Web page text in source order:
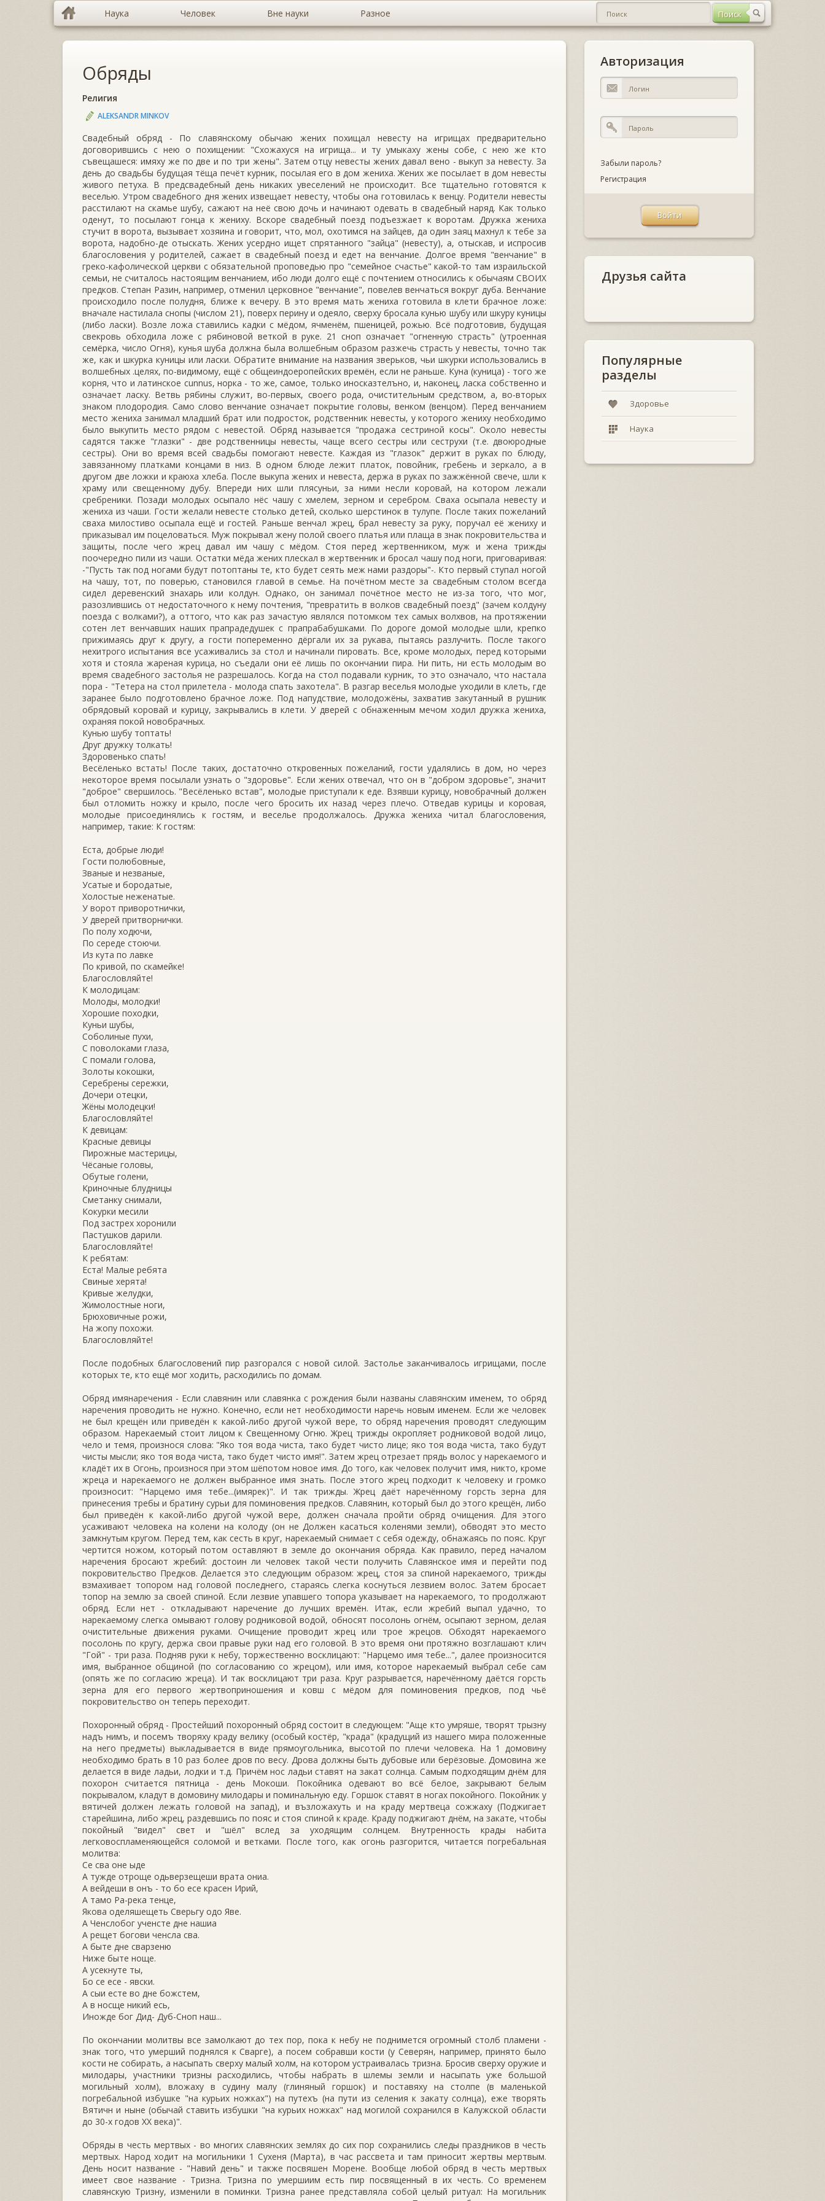
Наука Человек Вне науки Разное
Обряды
Религия
ALEKSANDR MINKOV
Свадебный обряд - По славянскому обычаю жених похищал невесту на игрищах предварительно
договорившись с нею о похищении: "Схожахуся на игрища... и ту умыкаху жены собе, с нею же кто
съвещашеся: имяху же по две и по три жены". Затем отцу невесты жених давал вено - выкуп за невесту. За
день до свадьбы будущая тёща печёт курник, посылая его в дом жениха. Жених же посылает в дом невесты
живого петуха. В предсвадебный день никаких увеселений не происходит. Все тщательно готовятся к
веселью. Утром свадебного дня жених извещает невесту, чтобы она готовилась к венцу. Родители невесты
расстилают на скамье шубу, сажают на неё свою дочь и начинают одевать в свадебный наряд. Как только
оденут, то посылают гонца к жениху. Вскоре свадебный поезд подъезжает к воротам. Дружка жениха
стучит в ворота, вызывает хозяина и говорит, что, мол, охотимся на зайцев, да один заяц махнул к тебе за
ворота, надобно-де отыскать. Жених усердно ищет спрятанного "зайца" (невесту), а, отыскав, и испросив
благословения у родителей, сажает в свадебный поезд и едет на венчание. Долгое время "венчание" в
греко-кафолической церкви с обязательной проповедью про "семейное счастье" какой-то там израильской
семьи, не считалось настоящим венчанием, ибо люди долго ещё с почтением относились к обычаям СВОИХ
предков. Степан Разин, например, отменил церковное "венчание", повелев венчаться вокруг дуба. Венчание
происходило после полудня, ближе к вечеру. В это время мать жениха готовила в клети брачное ложе:
вначале настилала снопы (числом 21), поверх перину и одеяло, сверху бросала кунью шубу или шкуру куницы
(либо ласки). Возле ложа ставились кадки с мёдом, ячменём, пшеницей, рожью. Всё подготовив, будущая
свекровь обходила ложе с рябиновой веткой в руке. 21 сноп означает "огненную страсть" (утроенная
семёрка, число Огня), кунья шуба должна была волшебным образом разжечь страсть у невесты, точно так
же, как и шкурка куницы или ласки. Обратите внимание на названия зверьков, чьи шкурки использовались в
волшебных .целях, по-видимому, ещё с общеиндоеропейских времён, если не раньше. Куна (куница) - того же
корня, что и латинское cunnus, норка - то же, самое, только иносказтелъно, и, наконец, ласка собственно и
означает ласку. Ветвь рябины служит, во-первых, своего рода, очистительным средством, а, во-вторых
знаком плодородия. Само слово венчание означает покрытие головы, венком (венцом). Перед венчанием
место жениха занимал младший брат или подросток, родственник невесты, у которого жениху необходимо
было выкупить место рядом с невестой. Обряд называется "продажа сестриной косы". Около невесты
садятся также "глазки" - две родственницы невесты, чаще всего сестры или сеструхи (т.е. двоюродные
сестры). Они во время всей свадьбы помогают невесте. Каждая из "глазок" держит в руках по блюду,
завязанному платками концами в низ. В одном блюде лежит платок, повойник, гребень и зеркало, а в
другом две ложки и краюха хлеба. После выкупа жених и невеста, держа в руках по зажжённой свече, шли к
храму или свещенному дубу. Впереди них шли плясуньи, за ними несли коровай, на котором лежали
сребреники. Позади молодых осыпало нёс чашу с хмелем, зерном и серебром. Сваха осыпала невесту и
жениха из чаши. Гости желали невесте столько детей, сколько шерстинок в тулупе. После таких пожеланий
сваха милостиво осыпала ещё и гостей. Раньше венчал жрец, брал невесту за руку, поручал её жениху и
приказывал им поцеловаться. Муж покрывал жену полой своего платья или плаща в знак покровительства и
защиты, после чего жрец давал им чашу с мёдом. Стоя перед жертвенником, муж и жена трижды
поочередно пили из чаши. Остатки мёда жених плескал в жертвенник и бросал чашу под ноги, приговаривая:
-"Пусть так под ногами будут потоптаны те, кто будет сеять меж нами раздоры"-. Кто первый ступал ногой
на чашу, тот, по поверью, становился главой в семье. На почётном месте за свадебным столом всегда
сидел деревенский знахарь или колдун. Однако, он занимал почётное место не из-за того, что мог,
разозлившись от недостаточного к нему почтения, "превратить в волков свадебный поезд" (зачем колдуну
поезда с волками?), а оттого, что как раз зачастую являлся потомком тех самых волхвов, на протяжении
сотен лет венчавших наших прапрадедушек с прапрабабушками. По дороге домой молодые шли, крепко
прижимаясь друг к другу, а гости попеременно дёргали их за рукава, пытаясь разлучить. После такого
нехитрого испытания все усаживались за стол и начинали пировать. Все, кроме молодых, перед которыми
хотя и стояла жареная курица, но съедали они её лишь по окончании пира. Ни пить, ни есть молодым во
время свадебного застолья не разрешалось. Когда на стол подавали курник, то это означало, что настала
пора - "Тетера на стол прилетела - молода спать захотела". В разгар веселья молодые уходили в клеть, где
заранее было подготовлено брачное ложе. Под напудствие, молодожёны, захватив закутанный в рушник
обрядовый коровай и курицу, закрывались в клети. У дверей с обнаженным мечом ходил дружка жениха,
охраняя покой новобрачных.
Кунью шубу топтать!
Друг дружку толкать!
Здоровенько спать!
Весёленько встать! После таких, достаточно откровенных пожеланий, гости удалялись в дом, но через
некоторое время посылали узнать о "здоровье". Если жених отвечал, что он в "добром здоровье", значит
"доброе" свершилось. "Весёленько встав", молодые приступали к еде. Взявши курицу, новобрачный должен
был отломить ножку и крыло, после чего бросить их назад через плечо. Отведав курицы и коровая,
молодые присоединялись к гостям, и веселье продолжалось. Дружка жениха читал благословения,
например, такие: К гостям:
Еста, добрые люди!
Гости полюбовные,
Званые и незваные,
Усатые и бородатые,
Холостые неженатые.
У ворот приворотнички,
У дверей притворнички.
По полу ходючи,
По середе стоючи.
Из кута по лавке
По кривой, по скамейке!
Благословляйте!
К молодицам:
Молоды, молодки!
Хорошие походки,
Куньи шубы,
Соболиные пухи,
С поволоками глаза,
С помали голова,
Золоты кокошки,
Серебрены сережки,
Дочери отецки,
Жёны молодецки!
Благословляйте!
К девицам:
Красные девицы
Пирожные мастерицы,
Чёсаные головы,
Обутые голени,
Криночные блудницы
Сметанку снимали,
Кокурки месили
Под застрех хоронили
Пастушков дарили.
Благословляйте!
К ребятам:
Еста! Малые ребята
Свиные херята!
Кривые желудки,
Жимолостные ноги,
Брюховичные рожи,
На жопу похожи.
Благословляйте!
После подобных благословений пир разгорался с новой силой. Застолье заканчивалось игрищами, после
которых те, кто ещё мог ходить, расходились по домам.
Обряд имянаречения - Если славянин или славянка с рождения были названы славянским именем, то обряд
наречения проводить не нужно. Конечно, если нет необходимости наречь новым именем. Если же человек
не был крещён или приведён к какой-либо другой чужой вере, то обряд наречения проводят следующим
образом. Нарекаемый стоит лицом к Свещенному Огню. Жрец трижды окропляет родниковой водой лицо,
чело и темя, произнося слова: "Яко тоя вода чиста, тако будет чисто лице; яко тоя вода чиста, тако будут
чисты мысли; яко тоя вода чиста, тако будет чисто имя!". Затем жрец отрезает прядь волос у нарекаемого и
кладёт их в Огонь, произнося при этом шёпотом новое имя. До того, как человек получит имя, никто, кроме
жреца и нарекаемого не должен выбранное имя знать. После этого жрец подходит к человеку и громко
произносит: "Нарцемо имя тебе...(имярек)". И так трижды. Жрец даёт наречённому горсть зерна для
принесения требы и братину сурьи для поминовения предков. Славянин, который был до этого крещён, либо
был приведён к какой-либо другой чужой вере, должен сначала пройти обряд очищения. Для этого
усаживают человека на колени на колоду (он не Должен касаться коленями земли), обводят это место
замкнутым кругом. Перед тем, как сесть в круг, нарекаемый снимает с себя одежду, обнажаясь по пояс. Круг
чертится ножом, который потом оставляют в земле до окончания обряда. Как правило, перед началом
наречения бросают жребий: достоин ли человек такой чести получить Славянское имя и перейти под
покровительство Предков. Делается это следующим образом: жрец, стоя за спиной нарекаемого, трижды
взмахивает топором над головой последнего, стараясь слегка коснуться лезвием волос. Затем бросает
топор на землю за своей спиной. Если лезвие упавшего топора указывает на нарекаемого, то продолжают
обряд. Если нет - откладывают наречение до лучших времён. Итак, если жребий выпал удачно, то
нарекаемому слегка омывают голову родниковой водой, обносят посолонь огнём, осыпают зерном, делая
очистительные движения руками. Очищение проводит жрец или трое жрецов. Обходят нарекаемого
посолонь по кругу, держа свои правые руки над его головой. В это время они протяжно возглашают клич
"Гой" - три раза. Подняв руки к небу, торжественно восклицают: "Нарцемо имя тебе...", далее произносится
имя, выбранное общиной (по согласованию со жрецом), или имя, которое нарекаемый выбрал себе сам
(опять же по согласию жреца). И так восклицают три раза. Круг разрывается, наречённому даётся горсть
зерна для его первого жертвоприношения и ковш с мёдом для поминовения предков, под чьё
покровительство он теперь переходит.
Похоронный обряд - Простейший похоронный обряд состоит в следующем: "Аще кто умряше, творят трызну
надъ нимъ, и посемъ творяху краду велику (особый костёр, "крада" (крадущий из нашего мира положенные
на него предметы) выкладывается в виде прямоугольника, высотой по плечи человека. На 1 домовину
необходимо брать в 10 раз более дров по весу. Дрова должны быть дубовые или берёзовые. Домовина же
делается в виде ладьи, лодки и т.д. Причём нос ладьи ставят на закат солнца. Самым подходящим днём для
похорон считается пятница - день Мокоши. Покойника одевают во всё белое, закрывают белым
покрывалом, кладут в домовину милодары и поминальную еду. Горшок ставят в ногах покойного. Покойник у
вятичей должен лежать головой на запад), и възложахуть и на краду мертвеца сожжаху (Поджигает
старейшина, либо жрец, раздевшись по пояс и стоя спиной к краде. Краду поджигают днём, на закате, чтобы
покойный "видел" свет и "шёл" вслед за уходящим солнцем. Внутренность крады набита
легковоспламеняющейся соломой и ветками. После того, как огонь разгорится, читается погребальная
молитва:
Се сва оне ыде
А тужде отроще одьверзещеши врата ониа.
А вейдеши в онъ - то бо есе красен Ирий,
А тамо Ра-река тенце,
Якова оделяшещеть Сверьгу одо Яве.
А Ченслобог ученсте дне нашиа
А рещет богови ченсла сва.
А быте дне сварзеню
Ниже быте ноще.
А усекнуте ты,
Бо се есе - явски.
А сыи есте во дне божстем,
А в носще никий есь,
Иножде бог Дид- Дуб-Сноп наш...
По окончании молитвы все замолкают до тех пор, пока к небу не поднимется огромный столб пламени -
знак того, что умерший поднялся к Сварге), а посем собравши кости (у Северян, например, принято было
кости не собирать, а насыпать сверху малый холм, на котором устраивалась тризна. Бросив сверху оружие и
милодары, участники тризны расходились, чтобы набрать в шлемы земли и насыпать уже большой
могильный холм), вложаху в судину малу (глиняный горшок) и поставяху на столпе (в маленькой
погребальной избушке "на курьих ножках") на путехъ (на пути из селения к закату солнца), еже творять
Вятичн и ныне (обычай ставить избушки "на курьих ножках" над могилой сохранился в Калужской области
до 30-х годов XX века)".
Обряды в честь мертвых - во многих славянских землях до сих пор сохранились следы праздников в честь
мертвых. Народ ходит на могильники 1 Сухеня (Марта), в час рассвета и там приносит жертвы мертвым.
День носит название - "Навий день" и также посвяшен Морене. Вообще любой обряд в честь мертвых
имеет свое название - Тризна. Тризна по умершиим есть пир посвященный в их честь. Со временем
славянскую Тризну, изменили в поминки. Тризна ранее представляла собой целый ритуал: На могильник
Авторизация
Забыли пароль?
Регистрация
Друзья сайта
Популярные
разделы
Здоровье
Наука